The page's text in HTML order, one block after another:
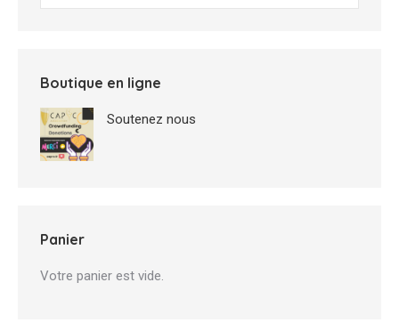
Boutique en ligne
Soutenez nous
Panier
Votre panier est vide.